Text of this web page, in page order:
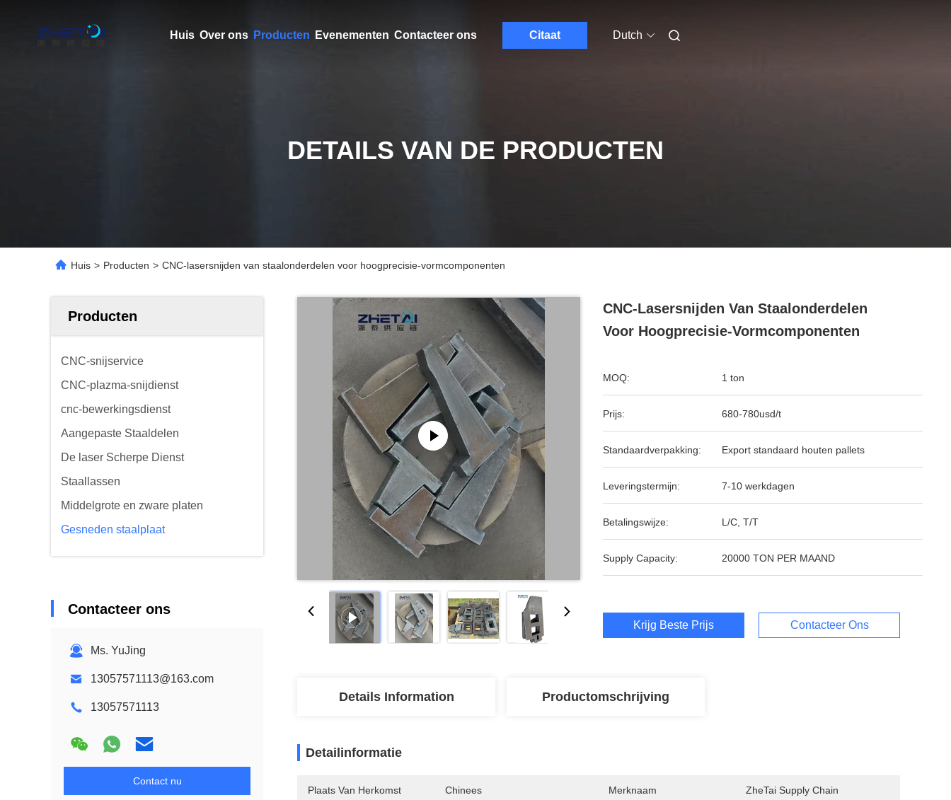
Huis Over ons Producten Evenementen Contacteer ons Citaat Dutch
DETAILS VAN DE PRODUCTEN
Huis > Producten > CNC-lasersnijden van staalonderdelen voor hoogprecisie-vormcomponenten
Producten
CNC-snijservice
CNC-plazma-snijdienst
cnc-bewerkingsdienst
Aangepaste Staaldelen
De laser Scherpe Dienst
Staallassen
Middelgrote en zware platen
Gesneden staalplaat
Contacteer ons
Ms. YuJing
13057571113@163.com
13057571113
Contact nu
CNC-Lasersnijden Van Staalonderdelen
Voor Hoogprecisie-Vormcomponenten
MOQ: 1 ton
Prijs: 680-780usd/t
Standaardverpakking: Export standaard houten pallets
Leveringstermijn: 7-10 werkdagen
Betalingswijze: L/C, T/T
Supply Capacity: 20000 TON PER MAAND
Krijg Beste Prijs Contacteer Ons
Details Information Productomschrijving
Detailinformatie
Plaats Van Herkomst Chinees Merknaam ZheTai Supply Chain